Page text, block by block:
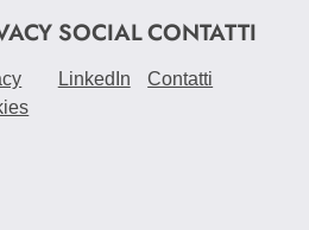
SOCIAL
LinkedIn
CONTATTI
Contatti